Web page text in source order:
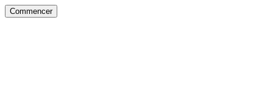
Commencer